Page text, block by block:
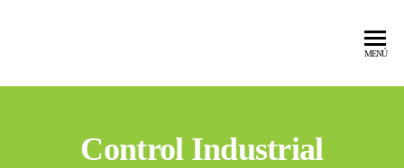
MENÚ
Control Industrial